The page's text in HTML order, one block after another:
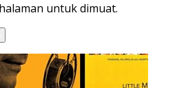
untuk dimuat.